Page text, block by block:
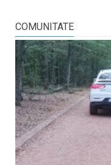
COMUNITATE